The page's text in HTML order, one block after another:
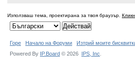
Използваш тема, проектирана за твоя браузър.
Горе Начало на Форуми Изтрий моите
Powered By IP.Board © 2026 IPS, Inc